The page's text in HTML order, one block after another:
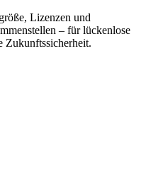
Lizenzen und
– für lückenlose
Zukunftssicherheit.